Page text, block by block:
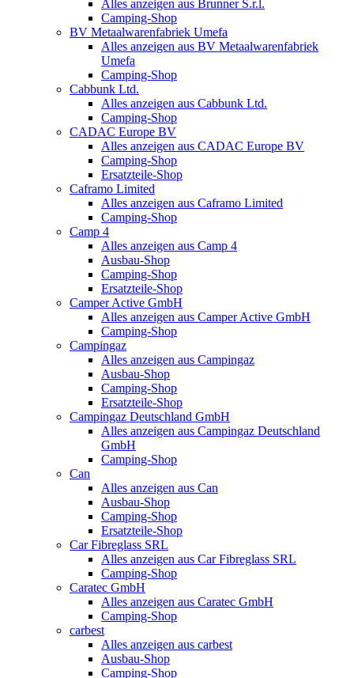
Alles anzeigen aus Brunner S.r.l.
Camping-Shop
BV Metaalwarenfabriek Umefa
Alles anzeigen aus BV Metaalwarenfabriek
Umefa
Camping-Shop
Cabbunk Ltd.
Alles anzeigen aus Cabbunk Ltd.
Camping-Shop
CADAC Europe BV
Alles anzeigen aus CADAC Europe BV
Camping-Shop
Ersatzteile-Shop
Caframo Limited
Alles anzeigen aus Caframo Limited
Camping-Shop
Camp 4
Alles anzeigen aus Camp 4
Ausbau-Shop
Camping-Shop
Ersatzteile-Shop
Camper Active GmbH
Alles anzeigen aus Camper Active GmbH
Camping-Shop
Campingaz
Alles anzeigen aus Campingaz
Ausbau-Shop
Camping-Shop
Ersatzteile-Shop
Campingaz Deutschland GmbH
Alles anzeigen aus Campingaz Deutschland
GmbH
Camping-Shop
Can
Alles anzeigen aus Can
Ausbau-Shop
Camping-Shop
Ersatzteile-Shop
Car Fibreglass SRL
Alles anzeigen aus Car Fibreglass SRL
Camping-Shop
Caratec GmbH
Alles anzeigen aus Caratec GmbH
Camping-Shop
carbest
Alles anzeigen aus carbest
Ausbau-Shop
Camping-Shop